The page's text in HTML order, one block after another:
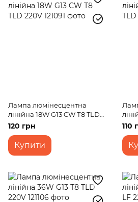
Лампа люмінесцентна
лінійна 18W G13 CW Т8 TLD
220V
120 грн
Купити
220V
110